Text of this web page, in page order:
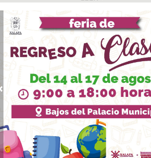
Boca del Río
Ago 08, 2026 / 16:53
Localizan una cartulina con
amenazantes en Papantla!!!
Ago 08, 2026 / 16:45
La ciudad de Veracruz se suma a la
Nacional de Reforestación 2026
Ago 08, 2026 / 16:34
¿Con o sin espuma?
Ago 08, 2026 / 16:33
Control y confianza:la prueba de la
Ago 08, 2026 / 15:34
Resguarda Ayuntamiento de Veracruz
Previous